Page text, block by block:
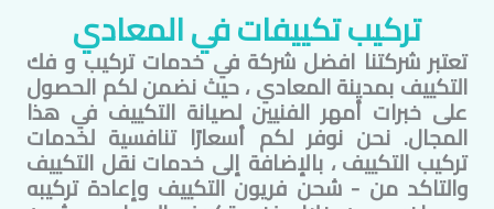
تركيب تكييفات فيالمعادي
تعتبر شركتنا افضل شركة في خدمات تركيب و فك
التكييف بمدينةالمعادي، حيث نضمن لكم الحصول
على خبرات أمهر الفنيين لصيانة التكييف في هذا
المجال. نحن نوفر لكم أسعارًا تنافسية لخدمات
تركيب التكييف ، بالإضافة إلى خدمات نقل التكييف
والتاكد من - شحن فريون التكييف وإعادة تركيبه